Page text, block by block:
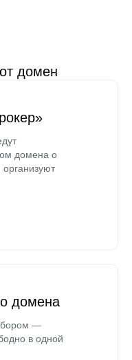
домен
домена о
домена
—
в одной